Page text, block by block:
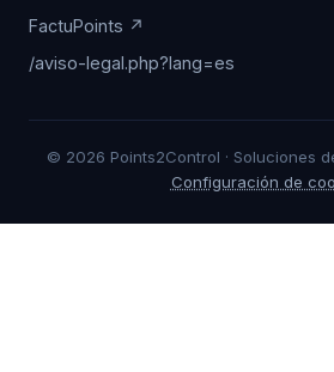
FactuPoints ↗
/aviso-legal.php?lang=es
© 2026 Points2Control · Soluciones
Configuración de